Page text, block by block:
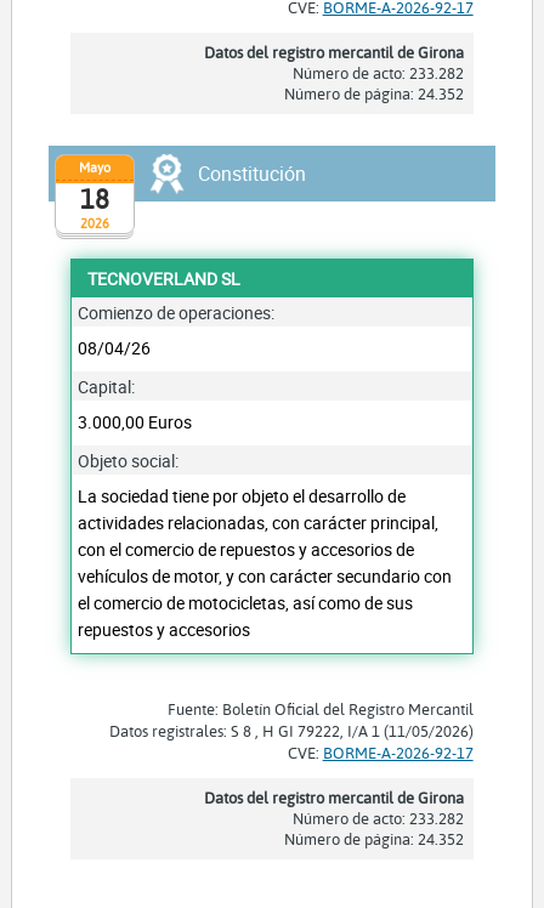
CVE: BORME-A-2026-92-17
Datos del registro mercantil de Girona
Número de acto: 233.282
Número de página: 24.352
2026
Mayo
18
Constitución
TECNOVERLAND SL
Comienzo de operaciones:
08/04/26
Capital:
3.000,00 Euros
Objeto social:
La sociedad tiene por objeto el desarrollo de
actividades relacionadas, con carácter principal,
con el comercio de repuestos y accesorios de
vehículos de motor, y con carácter secundario con
el comercio de motocicletas, así como de sus
repuestos y accesorios
Fuente: Boletín Oficial del Registro Mercantil
Datos registrales: S 8 , H GI 79222, I/A 1 (11/05/2026)
CVE: BORME-A-2026-92-17
Datos del registro mercantil de Girona
Número de acto: 233.282
Número de página: 24.352